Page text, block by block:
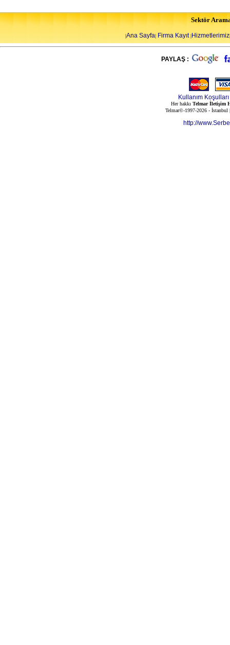
Sektör
|Ana Sayfa| Firma Kayıt|Hizmetlerimiz|
PAYLAŞ :
Kullanım Koşulları
Her hakkı Telmar İletişim
Telmar©-1997-2026 -
http://